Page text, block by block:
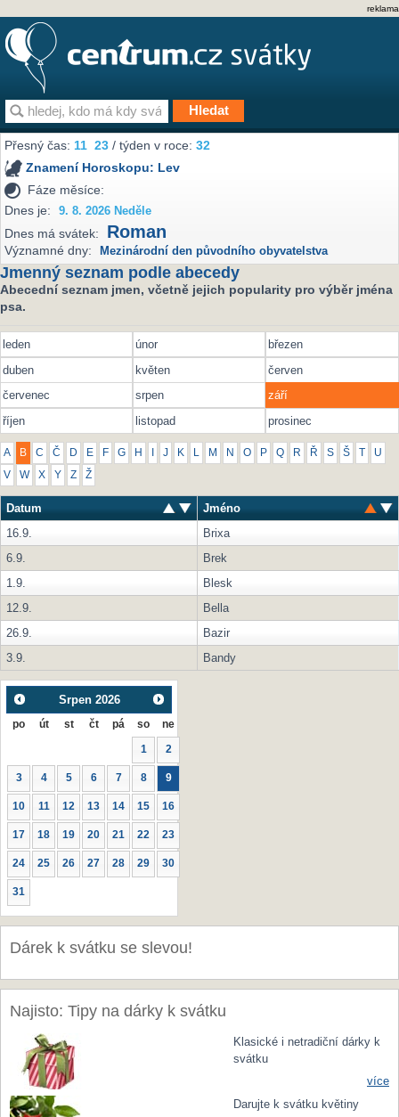
reklama
Přesný čas:11 23 / týden v roce:32
Znamení Horoskopu: Lev
Fáze měsíce:
Dnes je:
9. 8. 2026 Neděle
Dnes má svátek: Roman
Významné dny: Mezinárodní den původního obyvatelstva
Jmenný seznam podle abecedy
Abecední seznam jmen, včetně jejich popularity pro výběr jména
psa.
leden únor
březen
duben
květen
červen
červenec
srpen
září
říjen
listopad prosinec
A B C Č D E F G H J K L M N O P Q R Ř S Š U
V W X Y Z Ž
Datum
Jméno
16.9.
Brixa
6.9.
Brek
1.9.
Blesk
12.9.
Bella
26.9.
Bazir
3.9.
Bandy
Srpen 2026
po út st čt pá so ne
1 2
3 4 5 6 7 8 9
10 11 12 13 14 15 16
17 18 19 20 21 22 23
24 25 26 27 28 29 30
31
Dárek k svátku se slevou!
Najisto: Tipy na dárky k svátku
Klasické i netradiční dárky k
svátku
více
Darujte k svátku květiny